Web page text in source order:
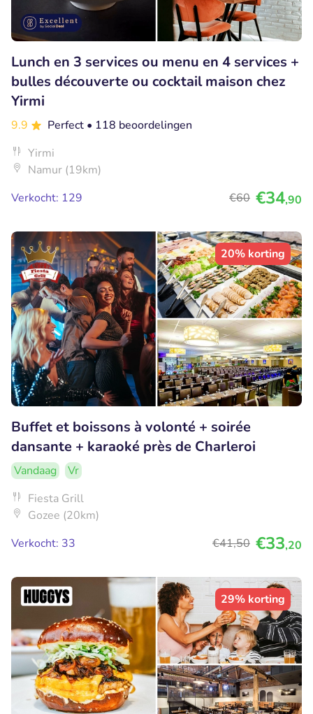
Lunch en 3 services ou menu en 4 services +
bulles découverte ou cocktail maison chez
Yirmi
9.9 Perfect • 118 beoordelingen
Yirmi
Namur (19km)
Verkocht: 129
€60 €34,90
20% korting
Buffet et boissons à volonté + soirée
dansante + karaoké près de Charleroi
Vandaag
Vr
Fiesta Grill
Gozee (20km)
Verkocht: 33
€41,50 €33,20
29% korting